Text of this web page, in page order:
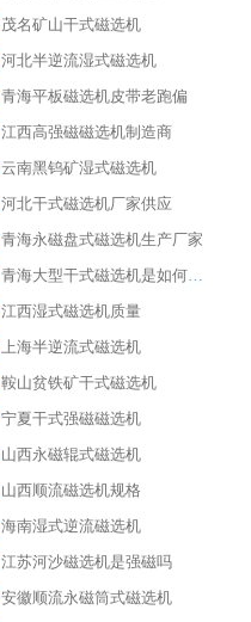
茂名矿山干式磁选机
河北半逆流湿式磁选机
青海平板磁选机皮带老跑偏
江西高强磁磁选机制造商
云南黑钨矿湿式磁选机
河北干式磁选机厂家供应
青海永磁盘式磁选机生产厂家
青海大型干式磁选机是如何选矿的
江西湿式磁选机质量
上海半逆流式磁选机
鞍山贫铁矿干式磁选机
宁夏干式强磁磁选机
山西永磁辊式磁选机
山西顺流磁选机规格
海南湿式逆流磁选机
江苏河沙磁选机是强磁吗
安徽顺流永磁筒式磁选机